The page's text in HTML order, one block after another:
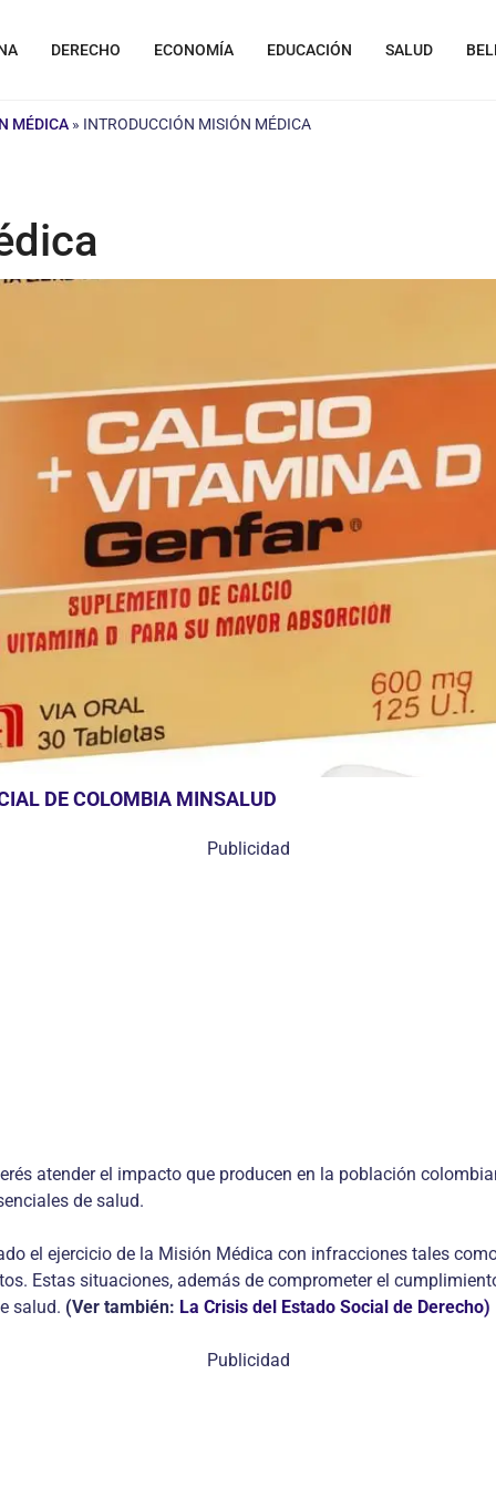
DERECHO ECONOMÍA EDUCACIÓN SALUD
MÉDICA » INTRODUCCIÓN MISIÓN MÉDICA
DE COLOMBIA MINSALUD
Publicidad
atender el impacto que producen en la población
de salud.
el ejercicio de la Misión Médica con infracciones tales
Estas situaciones, además de comprometer el
salud. (Ver también: La Crisis del Estado Social de Derecho)
Publicidad